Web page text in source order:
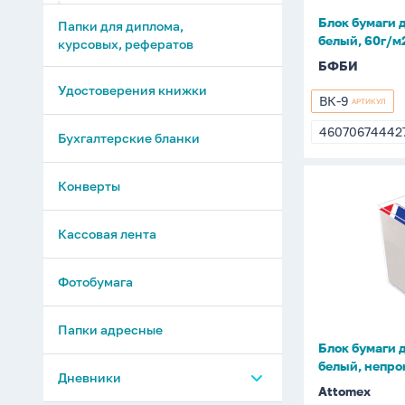
Тетради на кольцевом
Нотные тетради
Наклейки на тетради
Папки для диплома,
курсовых, рефератов
Удостоверения книжки
Бухгалтерские бланки
Конверты
Кассовая лента
Фотобумага
Папки адресные
Дневники
белизна
70%
Блок бумаги
белый, 60г/
БФБИ
ВК-9
ВК-9 АРТИКУЛ
м2
в
боксе
Блок бумаги
белый,
Attomex